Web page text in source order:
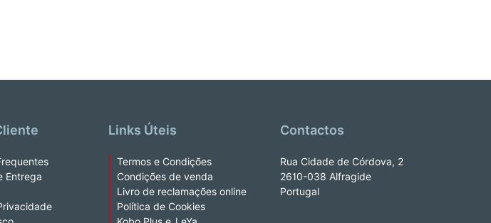
Entrega
Links Úteis
Termos e Condições
Condições de venda
Livro de reclamações online
Política de Cookies
Contactos
Rua Cidade de Córdova, 2
2610-038 Alfragide
Portugal